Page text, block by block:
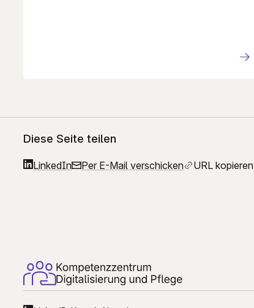
Diese Seite teilen
LinkedIn Per E-Mail verschicken URL kopieren